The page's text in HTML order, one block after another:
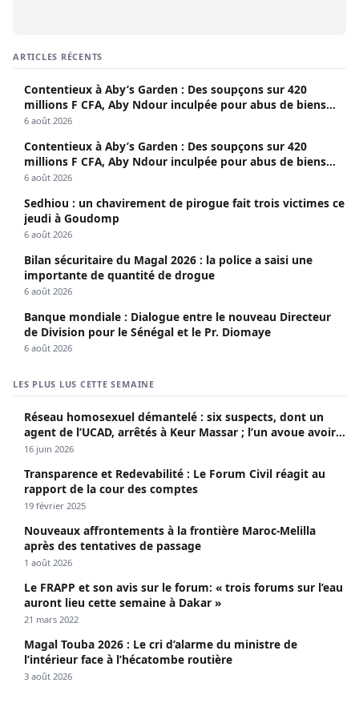
ARTICLES RÉCENTS
Contentieux à Aby’s Garden : Des soupçons sur 420
millions F CFA, Aby Ndour inculpée pour abus de biens
sociaux
6 août 2026
Contentieux à Aby’s Garden : Des soupçons sur 420
millions F CFA, Aby Ndour inculpée pour abus de biens
sociaux
6 août 2026
Sedhiou : un chavirement de pirogue fait trois victimes ce
jeudi à Goudomp
6 août 2026
Bilan sécuritaire du Magal 2026 : la police a saisi une
importante de quantité de drogue
6 août 2026
Banque mondiale : Dialogue entre le nouveau Directeur
de Division pour le Sénégal et le Pr. Diomaye
6 août 2026
LES PLUS LUS CETTE SEMAINE
Réseau homosexuel démantelé : six suspects, dont un
agent de l’UCAD, arrêtés à Keur Massar ; l’un avoue avoir
propagé le VIH depuis 2018
16 juin 2026
Transparence et Redevabilité : Le Forum Civil réagit au
rapport de la cour des comptes
19 février 2025
Nouveaux affrontements à la frontière Maroc-Melilla
après des tentatives de passage
1 août 2026
Le FRAPP et son avis sur le forum: « trois forums sur l’eau
auront lieu cette semaine à Dakar »
21 mars 2022
Magal Touba 2026 : Le cri d’alarme du ministre de
l’intérieur face à l’hécatombe routière
3 août 2026